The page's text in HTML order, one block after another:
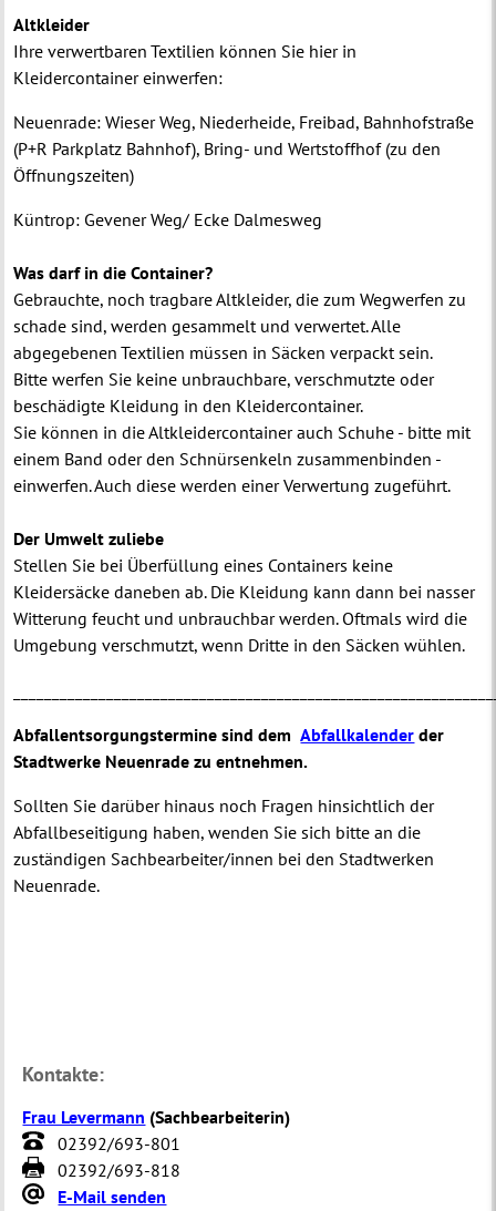
Altkleider
Ihre verwertbaren Textilien können Sie hier in
Kleidercontainer einwerfen:
Neuenrade: Wieser Weg, Niederheide, Freibad, Bahnhofstraße
(P+R Parkplatz Bahnhof), Bring- und Wertstoffhof (zu den
Öffnungszeiten)
Küntrop: Gevener Weg/ Ecke Dalmesweg
Was darf in die Container?
Gebrauchte, noch tragbare Altkleider, die zum Wegwerfen zu
schade sind, werden gesammelt und verwertet.Alle
abgegebenen Textilien müssen in Säcken verpackt sein.
Bitte werfen Sie keine unbrauchbare, verschmutzte oder
beschädigte Kleidung in den Kleidercontainer.
Sie können in die Altkleidercontainer auch Schuhe - bitte mit
einem Band oder den Schnürsenkeln zusammenbinden -
einwerfen. Auch diese werden einer Verwertung zugeführt.
Der Umwelt zuliebe
Stellen Sie bei Überfüllung eines Containers keine
Kleidersäcke daneben ab. Die Kleidung kann dann bei nasser
Witterung feucht und unbrauchbar werden. Oftmals wird die
Umgebung verschmutzt, wenn Dritte in den Säcken wühlen.
Abfallentsorgungstermine sind dem Abfallkalender der
Stadtwerke Neuenrade zu entnehmen.
Sollten Sie darüber hinaus noch Fragen hinsichtlich der
Abfallbeseitigung haben, wenden Sie sich bitte an die
zuständigen Sachbearbeiter/innen bei den Stadtwerken
Neuenrade.
Kontakte:
Frau Levermann (Sachbearbeiterin)
02392/693-801
02392/693-818
E-Mail senden